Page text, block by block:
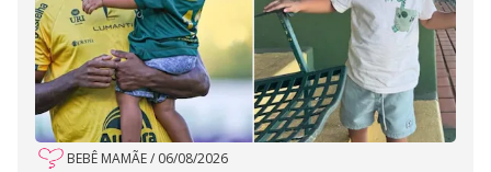
BEBÊ MAMÃE/ 06/08/2026